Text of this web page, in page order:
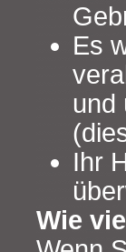
Es
und
Ihr
Wie